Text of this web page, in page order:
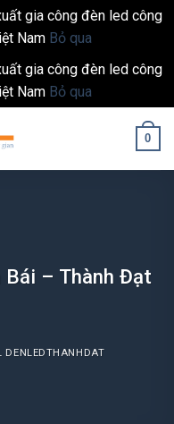
gia công đèn led công
Nam Bỏ qua
gia công đèn led công
Nam Bỏ qua
0
Bái – Thành Đạt
DENLEDTHANHDAT